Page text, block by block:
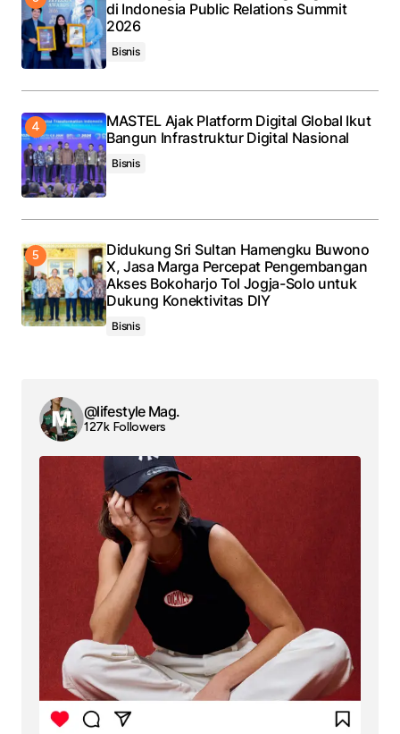
di Indonesia Public Relations Summit
2026
Bisnis
MASTEL Ajak Platform Digital Global Ikut
Bangun Infrastruktur Digital Nasional
Bisnis
Didukung Sri Sultan Hamengku Buwono
X, Jasa Marga Percepat Pengembangan
Akses Bokoharjo Tol Jogja-Solo untuk
Dukung Konektivitas DIY
Bisnis
@lifestyle Mag.
127k Followers